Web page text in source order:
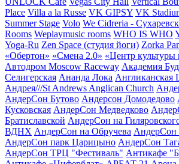
Place Villa a la Russe VK GIPSY VK
Summer Stage Volo We Cidreria -
Rooms Weplaymusic rooms WHO IS WHO
Yoga-Ru Zen Space (студия йоги) Zorka
«Обертон» «Смена 2.0» «Центр культуры
Автодром Moscow Raceway Академия
Селигерская Ананда Лока Англиканская
Андрея///St Andrews Anglican Church
АндерСон Бутово Андерсон Домодедово
Кусковская АндерСон Медведково
Братиславской АндерСон на
ВДНХ АндерСон на Обручева АндерСон
АндерСон парк Царицыно АндерСон
АндерСон ТРЦ "Фестиваль" Антикафе